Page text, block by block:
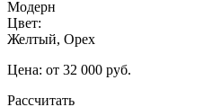
Модерн
Цвет:
Желтый, Орех
Цена: от 32 000 руб.
Рассчитать